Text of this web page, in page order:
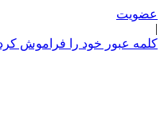
عضویت
|
کلمه عبور خود را فراموش